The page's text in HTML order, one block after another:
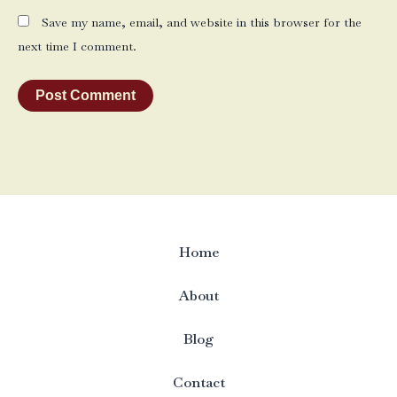
Save my name, email, and website in this browser for the
next time I comment.
Home
About
Blog
Contact